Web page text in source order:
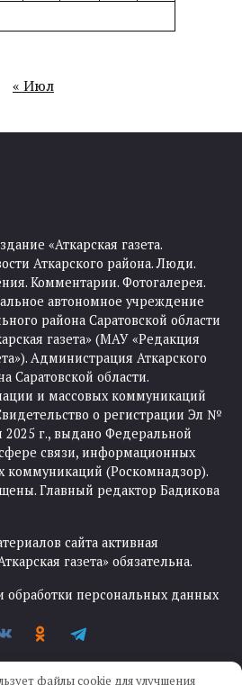
« Июл
«Аткарская газета.
Аткарского района. Люди.
Комментарии. Фотогалерея.
автономное учреждение
района Саратовской области
газета» (МАУ «Редакция
Администрация Аткарского
Саратовской области.
и массовых коммуникаций
о регистрации Эл №
г., выдано Федеральной
связи, информационных
коммуникаций (Роскомнадзор).
Главный редактор Бадикова
сайта активная
газета» обязательна.
персональных данных
файлы cookie для улучшения